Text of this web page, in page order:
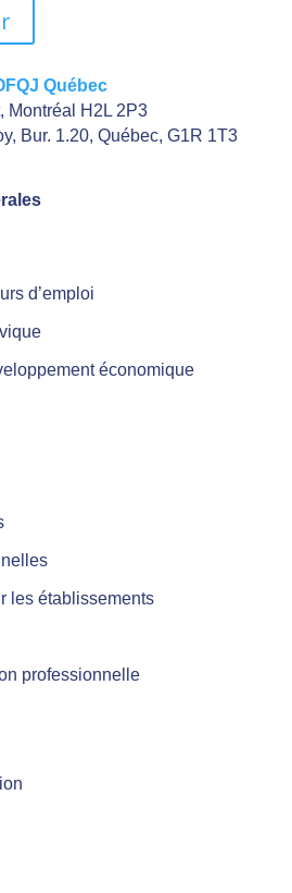
Québec
Montréal H2L 2P3
Bur. 1.20, Québec, G1R 1T3
d’emploi
économique
les établissements
professionnelle